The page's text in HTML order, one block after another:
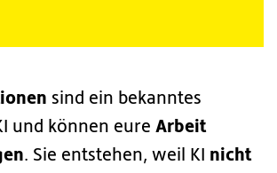
sind ein bekanntes
und können eure Arbeit
. Sie entstehen, weil KI nicht